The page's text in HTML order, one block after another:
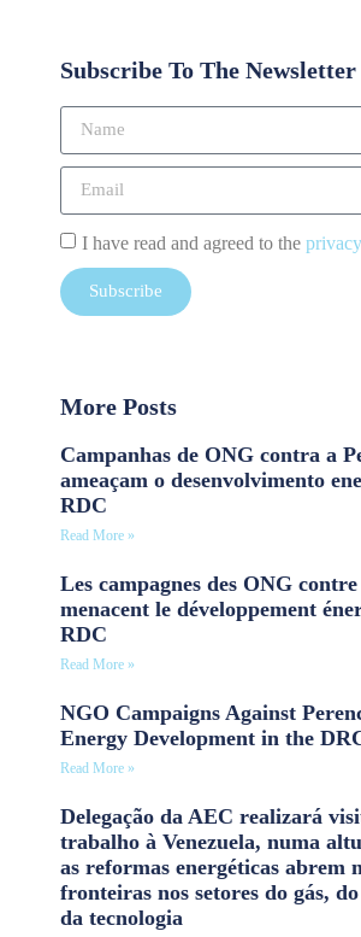
Subscribe To The Newsletter
I have read and agreed to the
Subscribe
More Posts
Campanhas de ONG contra a
ameaçam o desenvolvimento
RDC
Read More »
Les campagnes des ONG
menacent le développement
RDC
Read More »
NGO Campaigns Against
Energy Development in the
Read More »
Delegação da AEC realizará
trabalho à Venezuela, numa
as reformas energéticas abrem
fronteiras nos setores do gás,
da tecnologia